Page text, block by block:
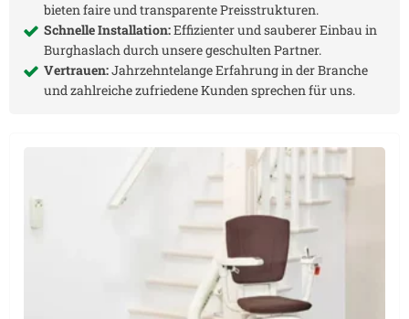
bieten faire und transparente Preisstrukturen.
Schnelle Installation:Effizienter und sauberer Einbau in
Burghaslachdurch unsere geschulten Partner.
Vertrauen:Jahrzehntelange Erfahrung in der Branche
und zahlreiche zufriedene Kunden sprechen für uns.